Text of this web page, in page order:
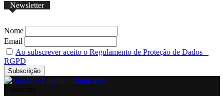
Newsletter
Nome
Email
Ao subscrever aceito o Regulamento de Proteção de Dados –
RGPD